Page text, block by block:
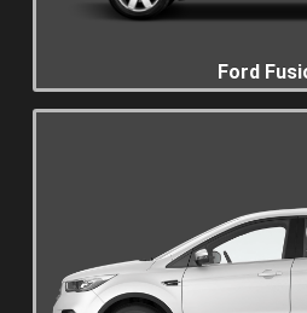
Ford